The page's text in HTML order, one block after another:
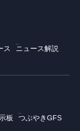
ス
ニュース解説
板 つぶやきGFS